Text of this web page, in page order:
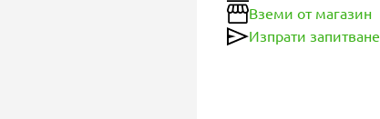
Вземи от магазин
Изпрати запитване